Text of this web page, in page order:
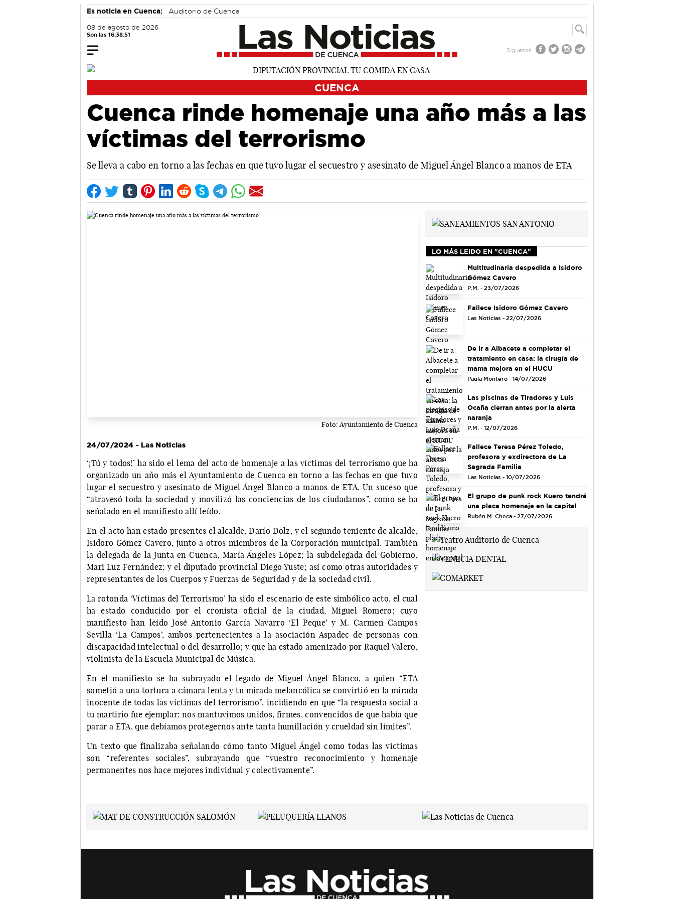
Es noticia en Cuenca: Auditorio de Cuenca
08 de agosto de 2026
Son las 16:38:52
Síguenos
CUENCA
Cuenca rinde homenaje una año más a las
víctimas del terrorismo
Se lleva a cabo en torno a las fechas en que tuvo lugar el secuestro y asesinato de Miguel Ángel Blanco a manos de ETA
Foto: Ayuntamiento de Cuenca
24/07/2024 - Las Noticias
‘¡Tú y todos!’ ha sido el lema del acto de homenaje a las víctimas del terrorismo que ha
organizado un año más el Ayuntamiento de Cuenca en torno a las fechas en que tuvo
lugar el secuestro y asesinato de Miguel Ángel Blanco a manos de ETA. Un suceso que
“atravesó toda la sociedad y movilizó las conciencias de los ciudadanos”, como se ha
señalado en el manifiesto allí leído.
En el acto han estado presentes el alcalde, Darío Dolz, y el segundo teniente de alcalde,
Isidoro Gómez Cavero, junto a otros miembros de la Corporación municipal. También
la delegada de la Junta en Cuenca, María Ángeles López; la subdelegada del Gobierno,
Mari Luz Fernández; y el diputado provincial Diego Yuste; así como otras autoridades y
representantes de los Cuerpos y Fuerzas de Seguridad y de la sociedad civil.
La rotonda ‘Víctimas del Terrorismo’ ha sido el escenario de este simbólico acto, el cual
ha estado conducido por el cronista oficial de la ciudad, Miguel Romero; cuyo
manifiesto han leído José Antonio García Navarro ‘El Peque’ y M. Carmen Campos
Sevilla ‘La Campos’, ambos pertenecientes a la asociación Aspadec de personas con
discapacidad intelectual o del desarrollo; y que ha estado amenizado por Raquel Valero,
violinista de la Escuela Municipal de Música.
En el manifiesto se ha subrayado el legado de Miguel Ángel Blanco, a quien “ETA
sometió a una tortura a cámara lenta y tu mirada melancólica se convirtió en la mirada
inocente de todas las víctimas del terrorismo”, incidiendo en que “la respuesta social a
tu martirio fue ejemplar: nos mantuvimos unidos, firmes, convencidos de que había que
parar a ETA, que debíamos protegernos ante tanta humillación y crueldad sin límites”.
Un texto que finalizaba señalando cómo tanto Miguel Ángel como todas las víctimas
son “referentes sociales”, subrayando que “vuestro reconocimiento y homenaje
permanentes nos hace mejores individual y colectivamente”.
LO MÁS LEIDO EN "CUENCA"
Multitudinaria despedida a Isidoro
Gómez Cavero
P.M. - 23/07/2026
Fallece Isidoro Gómez Cavero
Las Noticias - 22/07/2026
De ir a Albacete a completar el
tratamiento en casa: la cirugía de
mama mejora en el HUCU
Paula Montero - 14/07/2026
Las piscinas de Tiradores y Luis
Ocaña cierran antes por la alerta
naranja
P.M. - 12/07/2026
Fallece Teresa Pérez Toledo,
profesora y exdirectora de La
Sagrada Familia
Las Noticias - 10/07/2026
El grupo de punk rock Kuero tendrá
una placa homenaje en la capital
Rubén M. Checa - 27/07/2026